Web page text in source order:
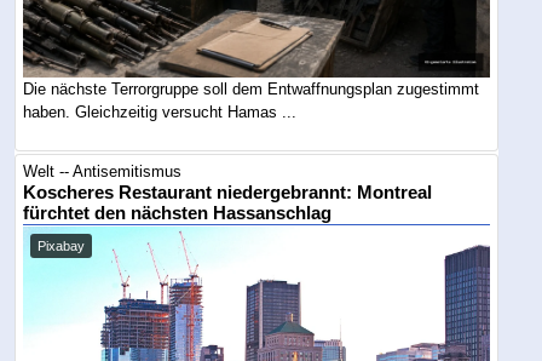
Die nächste Terrorgruppe soll dem Entwaffnungsplan zugestimmt
haben. Gleichzeitig versucht Hamas ...
Welt -- Antisemitismus
Koscheres Restaurant niedergebrannt: Montreal
fürchtet den nächsten Hassanschlag
Pixabay